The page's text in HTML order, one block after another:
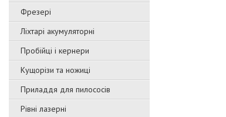
Фрезері
Ліхтарі акумуляторні
Пробійці і кернери
Кущорізи та ножиці
Приладдя для пилососів
Рівні лазерні